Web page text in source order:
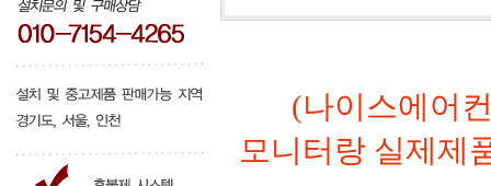
(나이스에어
모니터랑 실제제